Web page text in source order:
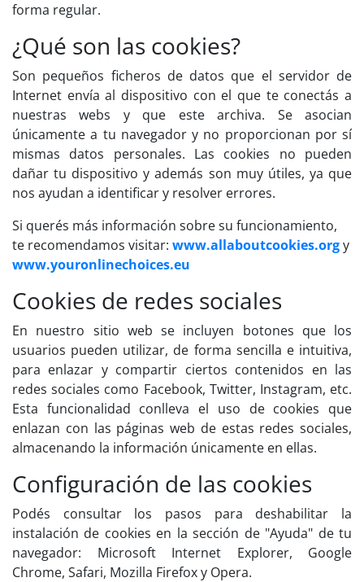
forma regular.
¿Qué son las cookies?
Son pequeños ficheros de datos que el servidor de
Internet envía al dispositivo con el que te conectás a
nuestras webs y que este archiva. Se asocian
únicamente a tu navegador y no proporcionan por sí
mismas datos personales. Las cookies no pueden
dañar tu dispositivo y además son muy útiles, ya que
nos ayudan a identificar y resolver errores.
Si querés más información sobre su funcionamiento,
te recomendamos visitar: www.allaboutcookies.orgy
www.youronlinechoices.eu
Cookies de redes sociales
En nuestro sitio web se incluyen botones que los
usuarios pueden utilizar, de forma sencilla e intuitiva,
para enlazar y compartir ciertos contenidos en las
redes sociales como Facebook, Twitter, Instagram, etc.
Esta funcionalidad conlleva el uso de cookies que
enlazan con las páginas web de estas redes sociales,
almacenando la información únicamente en ellas.
Configuración de las cookies
Podés consultar los pasos para deshabilitar la
instalación de cookies en la sección de "Ayuda" de tu
navegador: Microsoft Internet Explorer, Google
Chrome, Safari, Mozilla Firefox y Opera.